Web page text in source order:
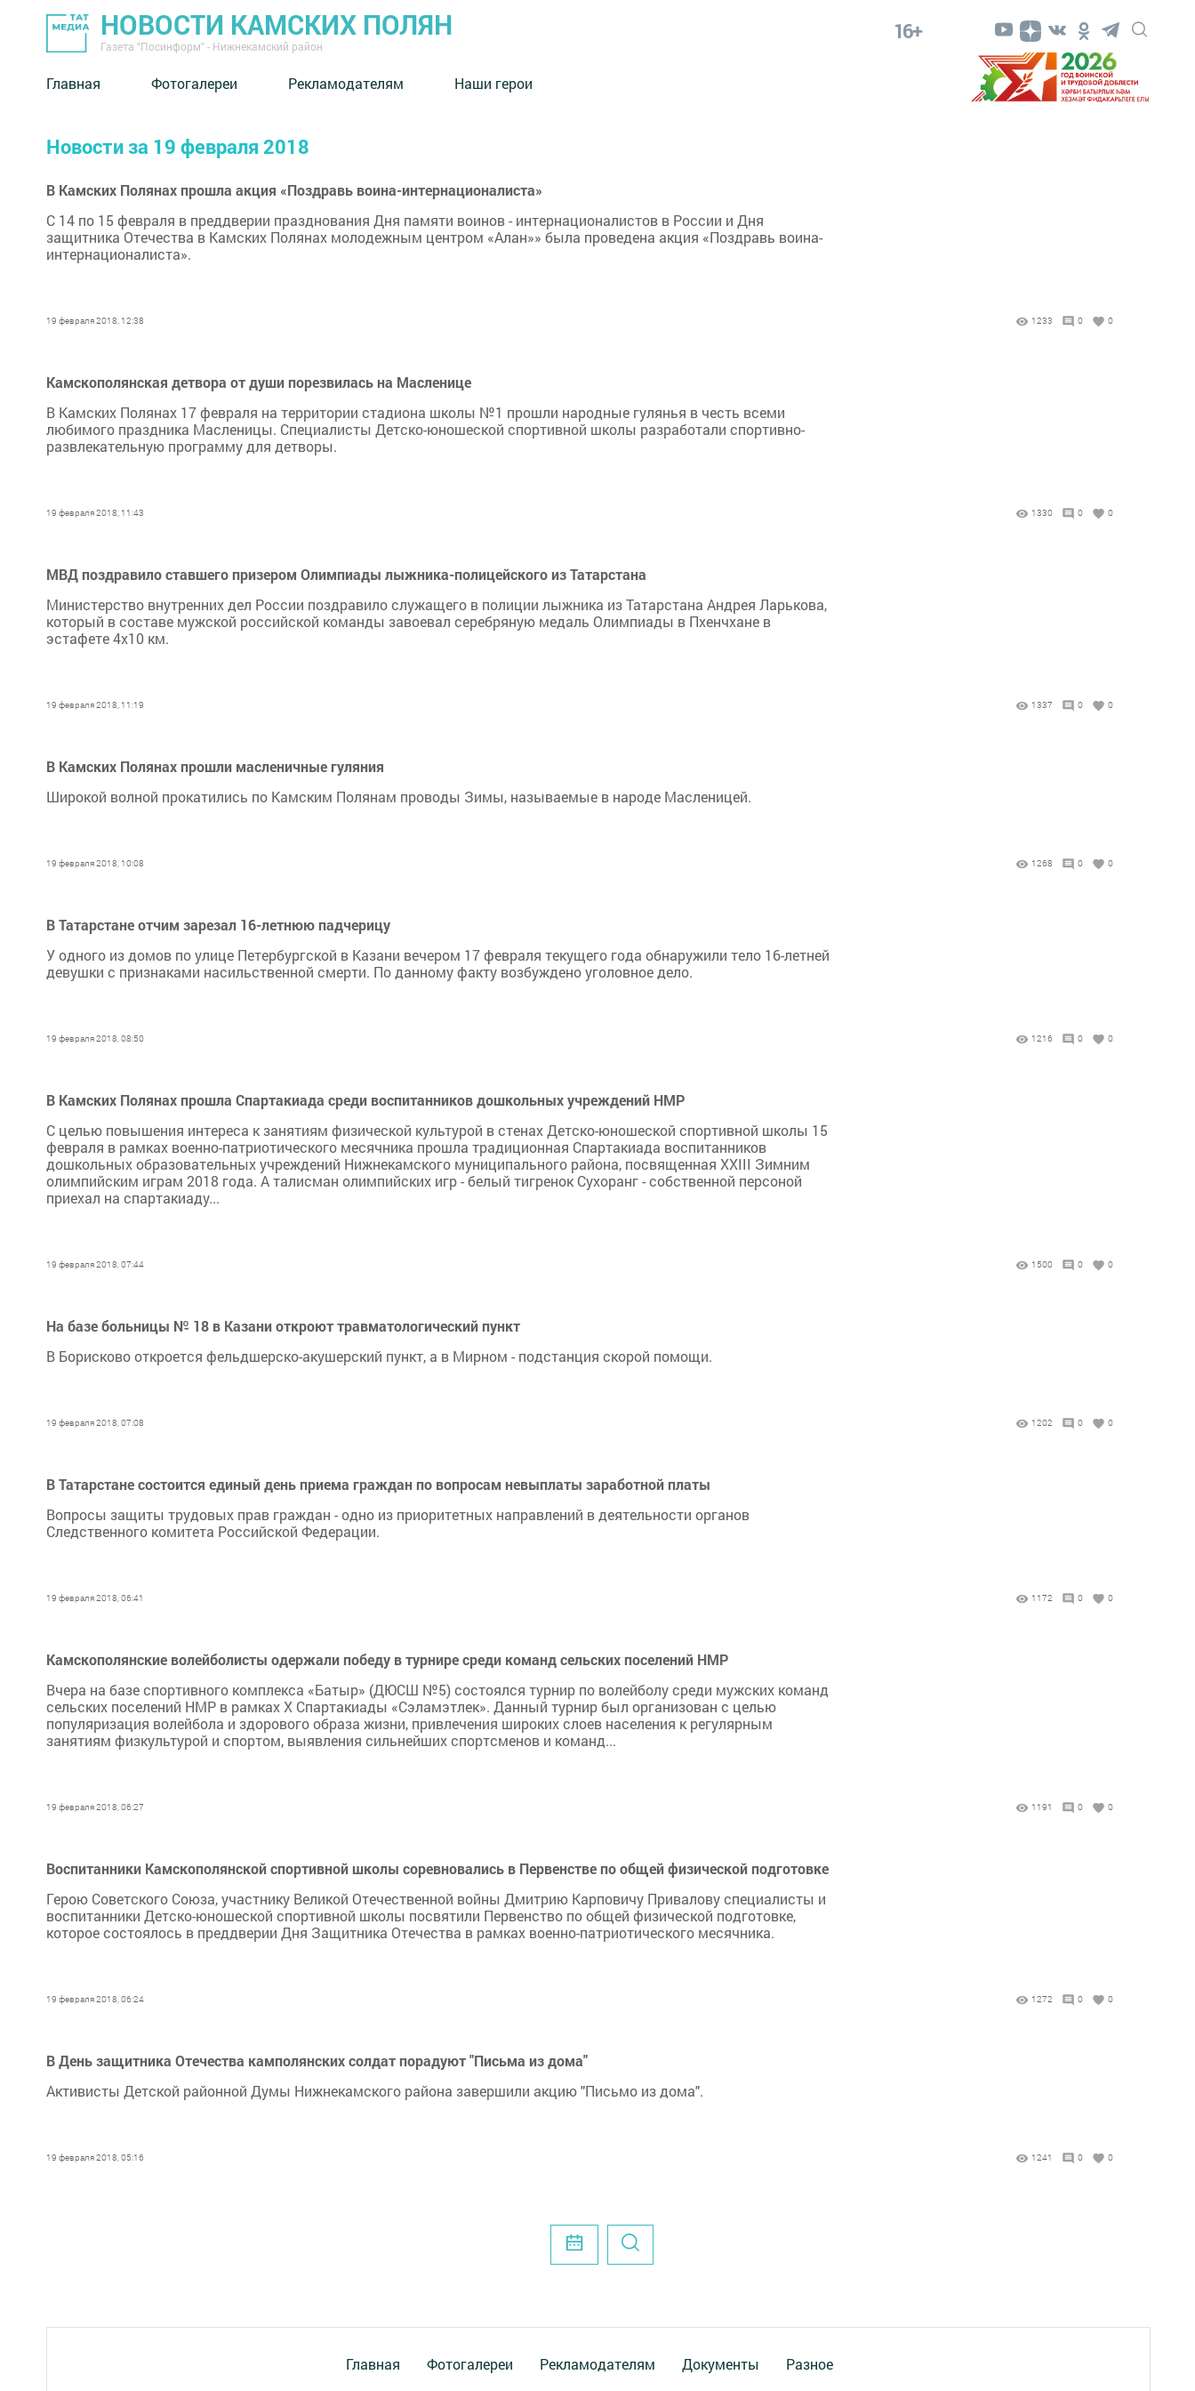
НОВОСТИ КАМСКИХ ПОЛЯН
Газета "Посинформ" - Нижнекамский район
16+
Главная Фотогалереи Рекламодателям Наши герои
Новости за 19 февраля 2018
В Камских Полянах прошла акция «Поздравь воина-интернационалиста»
С 14 по 15 февраля в преддверии празднования Дня памяти воинов - интернационалистов в России и Дня
защитника Отечества в Камских Полянах молодежным центром «Алан»» была проведена акция «Поздравь воина-
интернационалиста».
19 февраля 2018, 12:38 1233 0 0
Камскополянская детвора от души порезвилась на Масленице
В Камских Полянах 17 февраля на территории стадиона школы №1 прошли народные гулянья в честь всеми
любимого праздника Масленицы. Специалисты Детско-юношеской спортивной школы разработали спортивно-
развлекательную программу для детворы.
19 февраля 2018, 11:43 1330 0 0
МВД поздравило ставшего призером Олимпиады лыжника-полицейского из Татарстана
Министерство внутренних дел России поздравило служащего в полиции лыжника из Татарстана Андрея Ларькова,
который в составе мужской российской команды завоевал серебряную медаль Олимпиады в Пхенчхане в
эстафете 4х10 км.
19 февраля 2018, 11:19 1337 0 0
В Камских Полянах прошли масленичные гуляния
Широкой волной прокатились по Камским Полянам проводы Зимы, называемые в народе Масленицей.
19 февраля 2018, 10:08 1268 0 0
В Татарстане отчим зарезал 16-летнюю падчерицу
У одного из домов по улице Петербургской в Казани вечером 17 февраля текущего года обнаружили тело 16-летней
девушки с признаками насильственной смерти. По данному факту возбуждено уголовное дело.
19 февраля 2018, 08:50 1216 0 0
В Камских Полянах прошла Спартакиада среди воспитанников дошкольных учреждений НМР
С целью повышения интереса к занятиям физической культурой в стенах Детско-юношеской спортивной школы 15
февраля в рамках военно-патриотического месячника прошла традиционная Спартакиада воспитанников
дошкольных образовательных учреждений Нижнекамского муниципального района, посвященная XXIII Зимним
олимпийским играм 2018 года. А талисман олимпийских игр - белый тигренок Сухоранг - собственной персоной
приехал на спартакиаду...
19 февраля 2018, 07:44 1500 0 0
На базе больницы № 18 в Казани откроют травматологический пункт
В Борисково откроется фельдшерско-акушерский пункт, а в Мирном - подстанция скорой помощи.
19 февраля 2018, 07:08 1202 0 0
В Татарстане состоится единый день приема граждан по вопросам невыплаты заработной платы
Вопросы защиты трудовых прав граждан - одно из приоритетных направлений в деятельности органов
Следственного комитета Российской Федерации.
19 февраля 2018, 06:41 1172 0 0
Камскополянские волейболисты одержали победу в турнире среди команд сельских поселений НМР
Вчера на базе спортивного комплекса «Батыр» (ДЮСШ №5) состоялся турнир по волейболу среди мужских команд
сельских поселений НМР в рамках X Спартакиады «Сэламэтлек». Данный турнир был организован с целью
популяризация волейбола и здорового образа жизни, привлечения широких слоев населения к регулярным
занятиям физкультурой и спортом, выявления сильнейших спортсменов и команд...
19 февраля 2018, 06:27 1191 0 0
Воспитанники Камскополянской спортивной школы соревновались в Первенстве по общей физической подготовке
Герою Советского Союза, участнику Великой Отечественной войны Дмитрию Карповичу Привалову специалисты и
воспитанники Детско-юношеской спортивной школы посвятили Первенство по общей физической подготовке,
которое состоялось в преддверии Дня Защитника Отечества в рамках военно-патриотического месячника.
19 февраля 2018, 06:24 1272 0 0
В День защитника Отечества камполянских солдат порадуют "Письма из дома"
Активисты Детской районной Думы Нижнекамского района завершили акцию "Письмо из дома".
19 февраля 2018, 05:16 1241 0 0
Главная Фотогалереи Рекламодателям Документы Разное